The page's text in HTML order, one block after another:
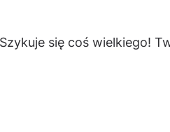
Szykuje się coś wielkiego!